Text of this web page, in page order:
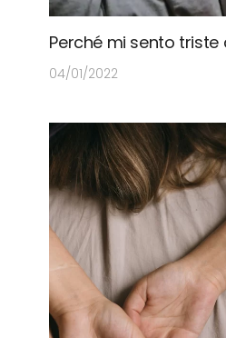
Perché mi sento triste
04/01/2022